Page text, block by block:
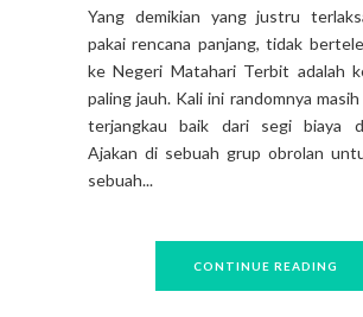
Yang demikian yang justru
pakai rencana panjang, tidak
ke Negeri Matahari Terbit adalah
paling jauh. Kali ini randomnya masih
terjangkau baik dari segi biaya
Ajakan di sebuah grup obrolan
sebuah...
CONTINUE READING